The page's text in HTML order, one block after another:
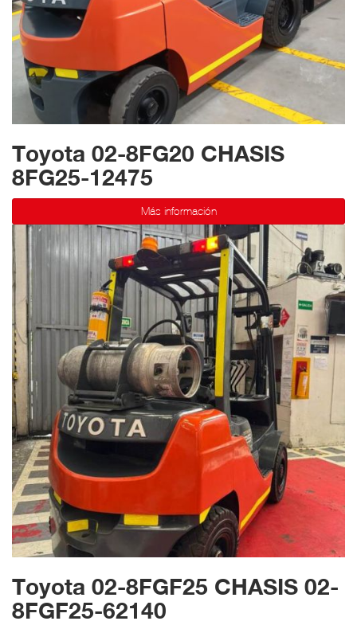
Toyota 02-8FG20 CHASIS
8FG25-12475
Más información
Toyota 02-8FGF25 CHASIS 02-
8FGF25-62140